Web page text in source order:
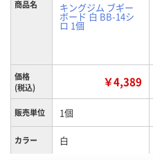
商品名 キングジム ブギー
ボード 白 BB-14シ
ロ 1個
価格
(税込)
￥4,389
販売単位 1個
カラー 白